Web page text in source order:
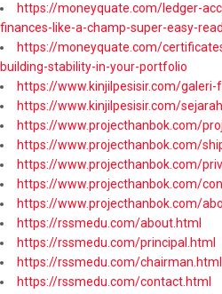
https://moneyquate.com/ledger-
finances-like-a-champ-super-easy-read
https://moneyquate.com/
building-stability-in-your-portfolio
https://www.kinjilpesisir.com/galeri-
https://www.kinjilpesisir.com/
https://www.projecthanbok.com/
https://www.projecthanbok.com/
https://www.projecthanbok.com/
https://www.projecthanbok.com/
https://www.projecthanbok.com/
https://rssmedu.com/about.html
https://rssmedu.com/principal.html
https://rssmedu.com/chairman.html
https://rssmedu.com/contact.html